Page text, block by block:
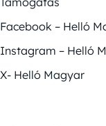
Facebook – Helló
Instagram – Helló
X- Helló Magyar